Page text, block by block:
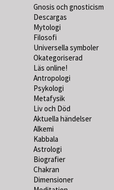
Gnosis och gnosticism
Descargas
Mytologi
Filosofi
Universella symboler
Okategoriserad
Läs online!
Antropologi
Psykologi
Metafysik
Liv och Död
Aktuella händelser
Alkemi
Kabbala
Astrologi
Biografier
Chakran
Dimensioner